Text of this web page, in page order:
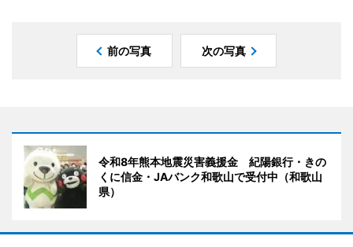
前の写真 次の写真
令和8年熊本地震災害義援金 紀陽銀行・きの
くに信金・JAバンク和歌山で受付中（和歌山
県）